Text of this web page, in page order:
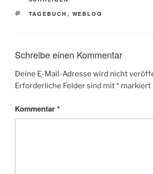
SCHLAGWÖRTER
TAGEBUCH , WEBLOG
Schreibe einen Kommentar
Deine E-Mail-Adresse wird nicht
Erforderliche Felder sind mit* markiert
Kommentar*